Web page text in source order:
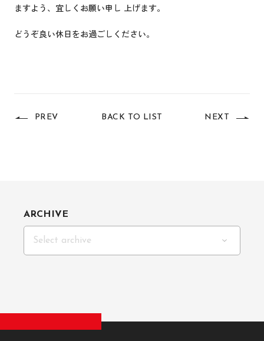
ますよう、宜しくお願い申し 上げます。
どうぞ良い休日をお過ごしください。
PREV BACK TO LIST NEXT
ARCHIVE
Select archive